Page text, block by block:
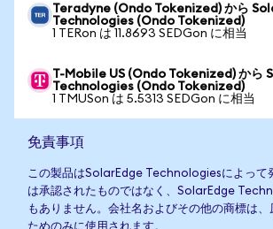
Teradyne (Ondo Tokenized) から
Technologies (Ondo Tokenized)
1 TERon は 11.8693 SEDGon に相当
T-Mobile US (Ondo Tokenized) から
Technologies (Ondo Tokenized)
1 TMUSon は 5.5313 SEDGon に相当
免責事項
この製品はSolarEdge Technologiesによって
は承認されたものではなく、SolarEdge
もありません。会社名およびその他の商標は